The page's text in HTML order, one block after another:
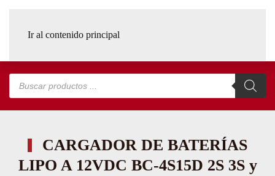
Ir al contenido principal
Búsqueda
productos
CARGADOR DE BATERÍAS
LIPO A 12VDC BC-4S15D 2S 3S y